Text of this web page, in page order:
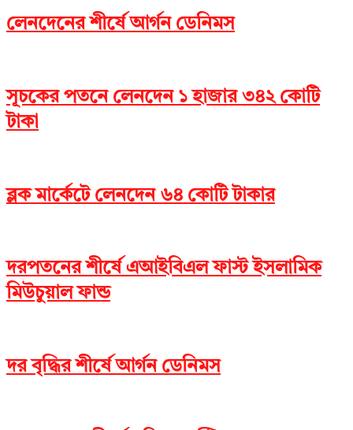
লেনদেনের শীর্ষে আর্গন ডেনিমস
সূচকের পতনে লেনদেন ১ হাজার ৩৪২ কোটি
টাকা
ব্লক মার্কেটে লেনদেন ৬৪ কোটি টাকার
দরপতনের শীর্ষে এআইবিএল ফাস্ট ইসলামিক
মিউচুয়াল ফান্ড
দর বৃদ্ধির শীর্ষে আর্গন ডেনিমস